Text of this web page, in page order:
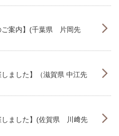
ご案内】(千葉県 片岡先
ました】（滋賀県 中江先
しました】(佐賀県 川﨑先